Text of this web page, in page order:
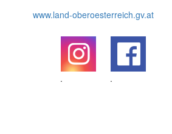
www.land-oberoesterreich.gv.at
.
.